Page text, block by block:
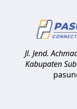
Jl. Jend.
Kabupaten